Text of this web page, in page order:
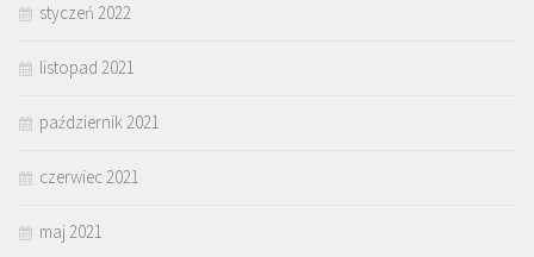
styczeń 2022
listopad 2021
październik 2021
czerwiec 2021
maj 2021